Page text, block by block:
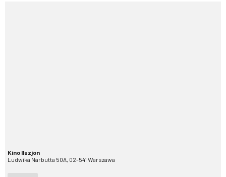
Kino Iluzjon
Ludwika Narbutta 50A, 02-541 Warszawa